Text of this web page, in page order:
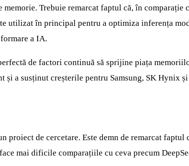
Trebuie remarcat faptul că, în
utilizat în principal pentru a optimiza inferența
a IA.
de factori continuă să sprijine piața
a susținut creșterile pentru Samsung, SK Hynix
proiect de cercetare. Este demn de remarcat
mai dificile comparațiile cu ceva precum